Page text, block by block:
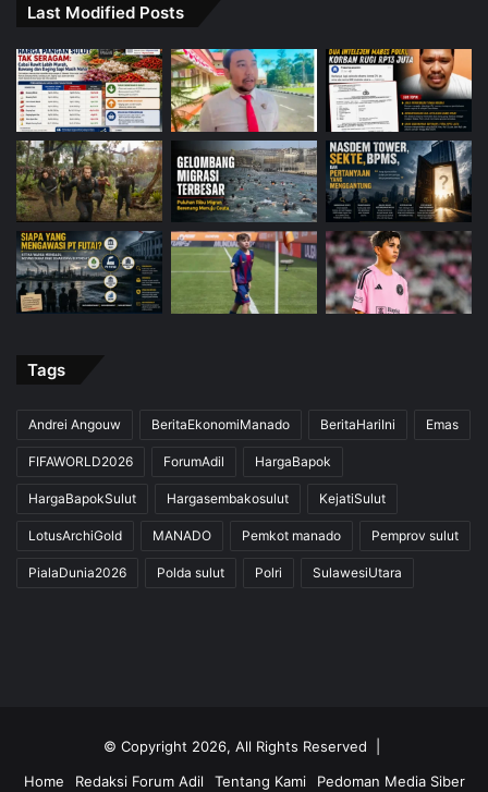
Last Modified Posts
Tags
Andrei Angouw BeritaEkonomiManado BeritaHariIni Emas
FIFAWORLD2026 ForumAdil HargaBapok
HargaBapokSulut Hargasembakosulut KejatiSulut
LotusArchiGold MANADO Pemkot manado Pemprov sulut
PialaDunia2026 Polda sulut Polri SulawesiUtara
© Copyright 2026, All Rights Reserved |
Home
Redaksi Forum Adil Tentang Kami Pedoman Media Siber